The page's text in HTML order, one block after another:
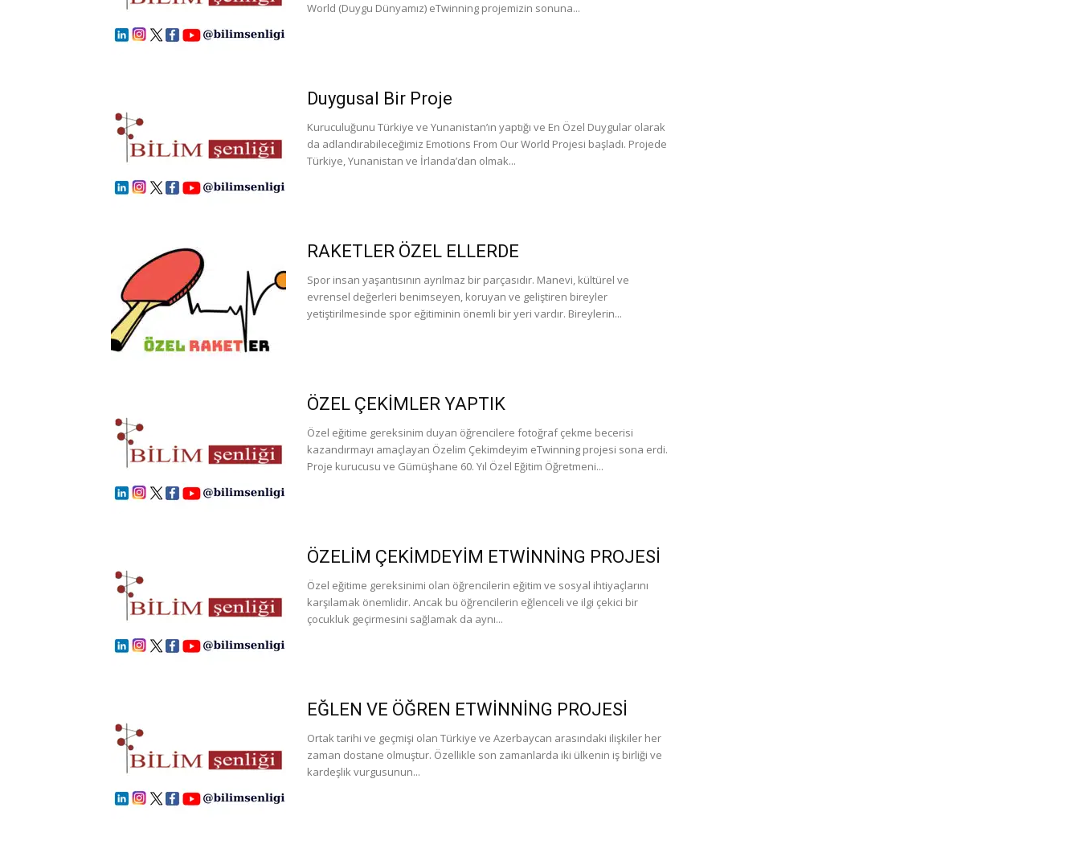
World (Duygu Dünyamız) eTwinning projemizin sonuna...
Duygusal Bir Proje
Kuruculuğunu Türkiye ve Yunanistan’ın yaptığı ve En Özel Duygular olarak
da adlandırabileceğimiz Emotions From Our World Projesi başladı. Projede
Türkiye, Yunanistan ve İrlanda’dan olmak...
RAKETLER ÖZEL ELLERDE
Spor insan yaşantısının ayrılmaz bir parçasıdır. Manevi, kültürel ve
evrensel değerleri benimseyen, koruyan ve geliştiren bireyler
yetiştirilmesinde spor eğitiminin önemli bir yeri vardır. Bireylerin...
ÖZEL ÇEKİMLER YAPTIK
Özel eğitime gereksinim duyan öğrencilere fotoğraf çekme becerisi
kazandırmayı amaçlayan Özelim Çekimdeyim eTwinning projesi sona erdi.
Proje kurucusu ve Gümüşhane 60. Yıl Özel Eğitim Öğretmeni...
ÖZELİM ÇEKİMDEYİM ETWİNNİNG PROJESİ
Özel eğitime gereksinimi olan öğrencilerin eğitim ve sosyal ihtiyaçlarını
karşılamak önemlidir. Ancak bu öğrencilerin eğlenceli ve ilgi çekici bir
çocukluk geçirmesini sağlamak da aynı...
EĞLEN VE ÖĞREN ETWİNNİNG PROJESİ
Ortak tarihi ve geçmişi olan Türkiye ve Azerbaycan arasındaki ilişkiler her
zaman dostane olmuştur. Özellikle son zamanlarda iki ülkenin iş birliği ve
kardeşlik vurgusunun...